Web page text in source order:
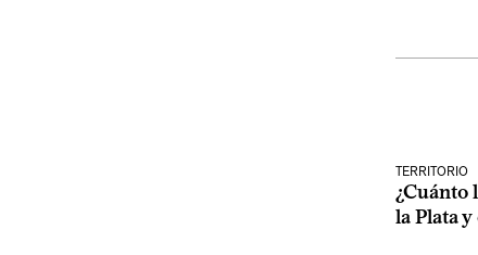
TERRITORIO
¿Cuánto
la Plata